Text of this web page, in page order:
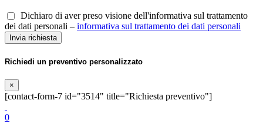
Dichiaro di aver preso visione dell'informativa sul trattamento
dei dati personali – informativa sul trattamento dei dati personali
Richiedi un preventivo personalizzato
×
[contact-form-7 id="3514" title="Richiesta preventivo"]
0